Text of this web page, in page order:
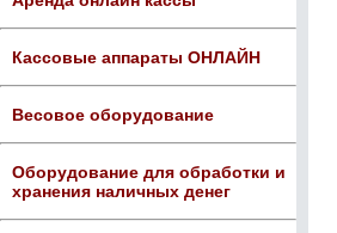
Кассовые аппараты ОНЛАЙН
Весовое оборудование
Оборудование для обработки и
хранения наличных денег